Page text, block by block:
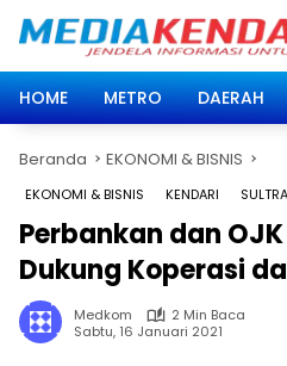
HOME
METRO DAERAH
Beranda EKONOMI & BISNIS
EKONOMI & BISNIS KENDARI SULTRA
Perbankan dan
Dukung Koperasi
Medkom
2 Min Baca
Sabtu, 16 Januari 2021